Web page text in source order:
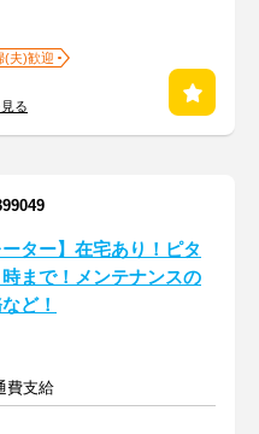
(夫)歓迎
る
ーター】在宅あり！ピタ
まで！メンテナンスの
ど！
費支給